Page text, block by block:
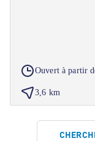
Ouvert à partir
3,6 km